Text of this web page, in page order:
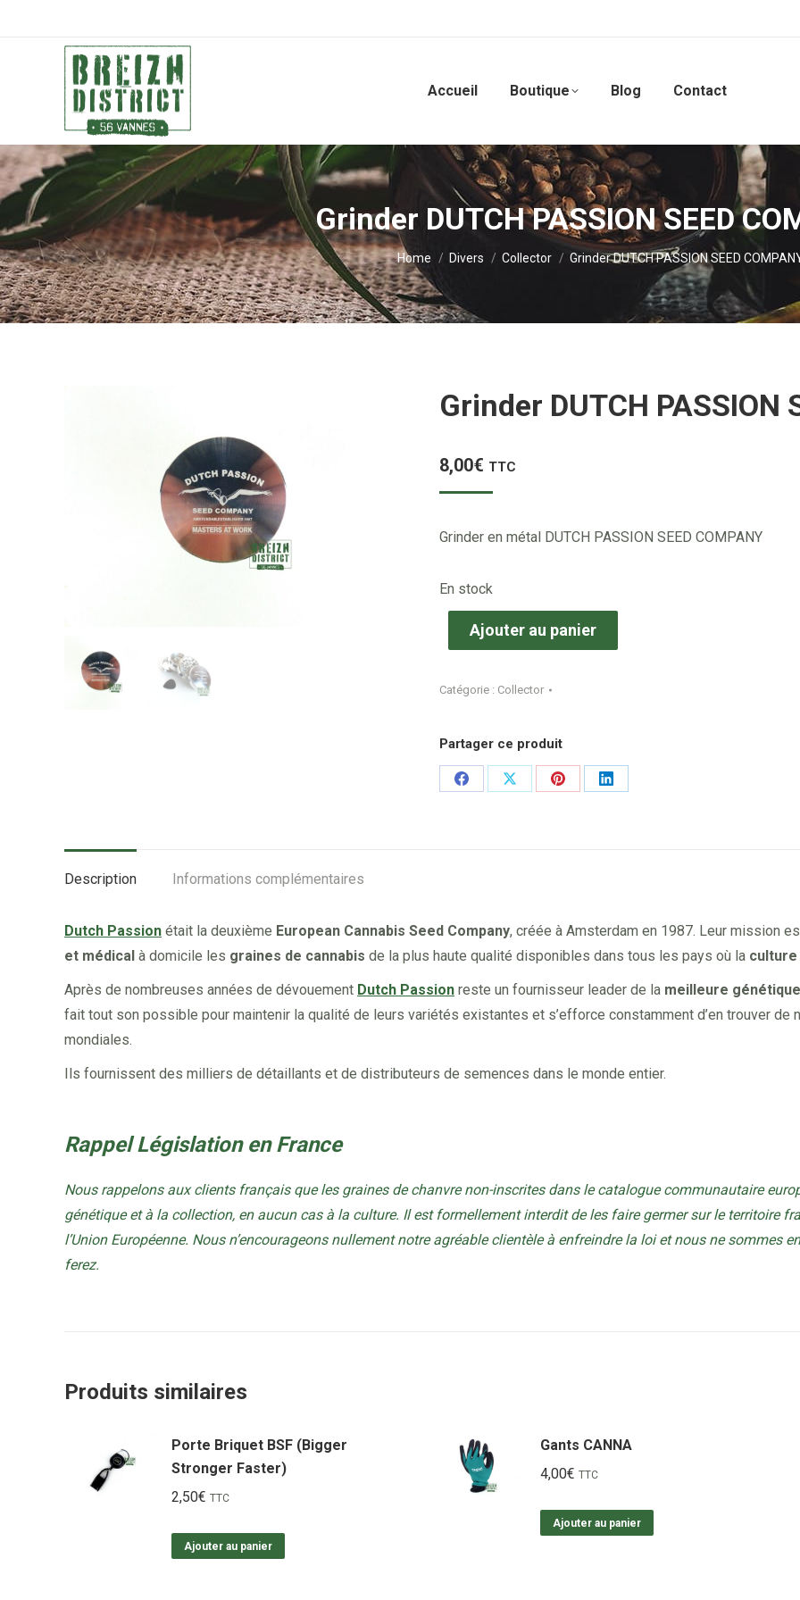
Accueil Boutique Blog Contact
Grinder DUTCH PASSION SEED
You are here:
Home Divers Collector Grinder DUTCH PASSION SEED
Grinder DUTCH PASSION
8,00€ TTC
Grinder en métal DUTCH PASSION SEED COMPANY
En stock
Ajouter au panier
Catégorie : Collector
Partager ce produit
Share
Share
Share
Share
Description Informations complémentaires
Dutch Passion était la deuxième European Cannabis Seed Company, créée à Amsterdam en 1987. Leur mission
et médical à domicile les graines de cannabis de la plus haute qualité disponibles dans tous les pays où la
Après de nombreuses années de dévouement Dutch Passion reste un fournisseur leader de la meilleure
fait tout son possible pour maintenir la qualité de leurs variétés existantes et s’efforce constamment d’en trouver de
mondiales.
Ils fournissent des milliers de détaillants et de distributeurs de semences dans le monde entier.
Rappel Législation en France
Nous rappelons aux clients français que les graines de chanvre non-inscrites dans le catalogue communautaire
génétique et à la collection, en aucun cas à la culture. Il est formellement interdit de les faire germer sur le territoire
l’Union Européenne. Nous n’encourageons nullement notre agréable clientèle à enfreindre la loi et nous ne sommes
ferez.
Produits similaires
Porte Briquet BSF (Bigger
Stronger Faster)
2,50€ TTC
Ajouter au panier
Gants CANNA
4,00€ TTC
Ajouter au panier